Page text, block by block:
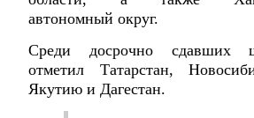
автономный округ.
Среди досрочно сдавших
отметил Татарстан,
Якутию и Дагестан.